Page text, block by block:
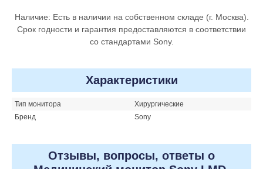
Наличие: Есть в наличии на собственном складе (г. Москва).
Срок годности и гарантия предоставляются в соответствии
со стандартами Sony.
Характеристики
Тип монитора
Хирургические
Бренд
Sony
Отзывы, вопросы, ответы о